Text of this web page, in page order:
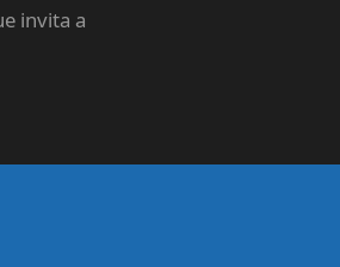
invita a